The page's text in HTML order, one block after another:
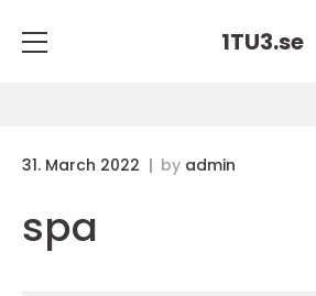
1TU3.se
31. March 2022 by admin
spa